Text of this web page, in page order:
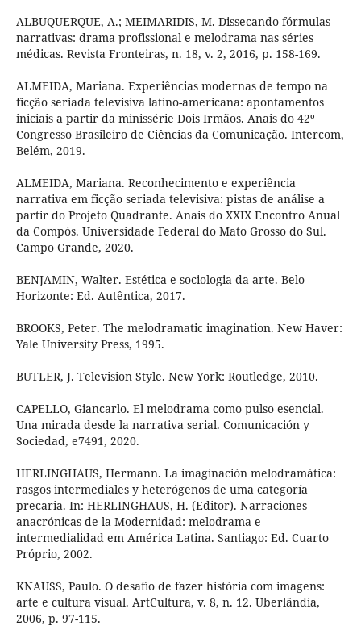
ALBUQUERQUE, A.; MEIMARIDIS, M. Dissecando fórmulas
narrativas: drama profissional e melodrama nas séries
médicas. Revista Fronteiras, n. 18, v. 2, 2016, p. 158-169.
ALMEIDA, Mariana. Experiências modernas de tempo na
ficção seriada televisiva latino-americana: apontamentos
iniciais a partir da minissérie Dois Irmãos. Anais do 42º
Congresso Brasileiro de Ciências da Comunicação. Intercom,
Belém, 2019.
ALMEIDA, Mariana. Reconhecimento e experiência
narrativa em ficção seriada televisiva: pistas de análise a
partir do Projeto Quadrante. Anais do XXIX Encontro Anual
da Compós. Universidade Federal do Mato Grosso do Sul.
Campo Grande, 2020.
BENJAMIN, Walter. Estética e sociologia da arte. Belo
Horizonte: Ed. Autêntica, 2017.
BROOKS, Peter. The melodramatic imagination. New Haver:
Yale University Press, 1995.
BUTLER, J. Television Style. New York: Routledge, 2010.
CAPELLO, Giancarlo. El melodrama como pulso esencial.
Una mirada desde la narrativa serial. Comunicación y
Sociedad, e7491, 2020.
HERLINGHAUS, Hermann. La imaginación melodramática:
rasgos intermediales y heterógenos de uma categoría
precaria. In: HERLINGHAUS, H. (Editor). Narraciones
anacrónicas de la Modernidad: melodrama e
intermedialidad em América Latina. Santiago: Ed. Cuarto
Próprio, 2002.
KNAUSS, Paulo. O desafio de fazer história com imagens:
arte e cultura visual. ArtCultura, v. 8, n. 12. Uberlândia,
2006, p. 97-115.